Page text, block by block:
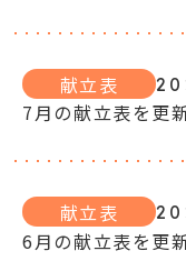
献立表
7月の献立表を更
献立表
6月の献立表を更